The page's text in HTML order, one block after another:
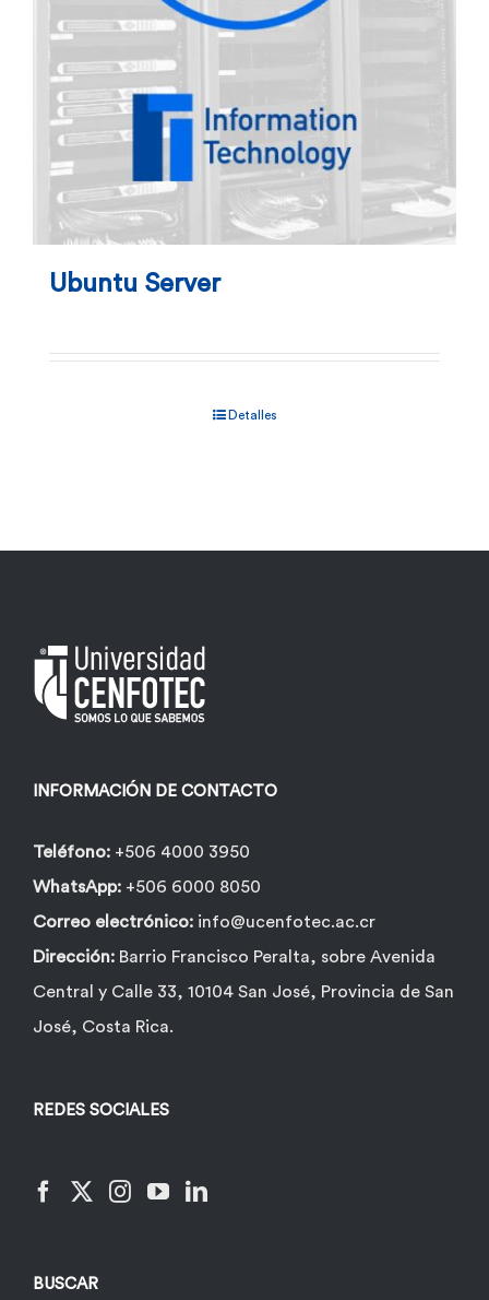
Ubuntu Server
Detalles
INFORMACIÓN DE CONTACTO
Teléfono: +506 4000 3950
WhatsApp: +506 6000 8050
Correo electrónico: info@ucenfotec.ac.cr
Dirección: Barrio Francisco Peralta, sobre Avenida
Central y Calle 33, 10104 San José, Provincia de San
José, Costa Rica.
REDES SOCIALES
BUSCAR